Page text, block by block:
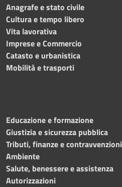
Anagrafe e stato civile
Cultura e tempo libero
Vita lavorativa
Imprese e Commercio
Catasto e urbanistica
Mobilità e trasporti
Educazione e formazione
Giustizia e sicurezza pubblica
Tributi, finanze e contravvenzioni
Ambiente
Salute, benessere e assistenza
Autorizzazioni